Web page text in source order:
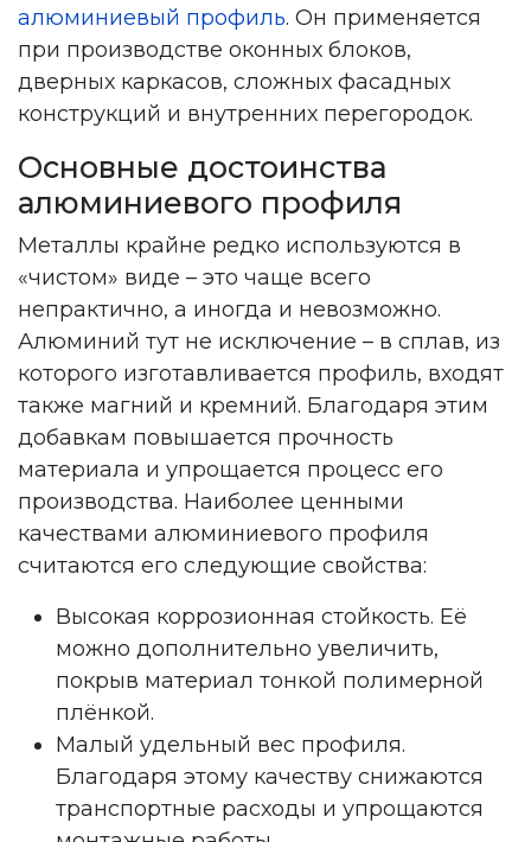
алюминиевый профиль. Он применяется
при производстве оконных блоков,
дверных каркасов, сложных фасадных
конструкций и внутренних перегородок.
Основные достоинства
алюминиевого профиля
Металлы крайне редко используются в
«чистом» виде – это чаще всего
непрактично, а иногда и невозможно.
Алюминий тут не исключение – в сплав, из
которого изготавливается профиль, входят
также магний и кремний. Благодаря этим
добавкам повышается прочность
материала и упрощается процесс его
производства. Наиболее ценными
качествами алюминиевого профиля
считаются его следующие свойства:
Высокая коррозионная стойкость. Её
можно дополнительно увеличить,
покрыв материал тонкой полимерной
плёнкой.
Малый удельный вес профиля.
Благодаря этому качеству снижаются
транспортные расходы и упрощаются